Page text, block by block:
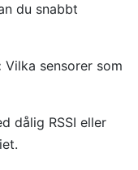
du snabbt
Vilka sensorer som
dålig RSSI eller